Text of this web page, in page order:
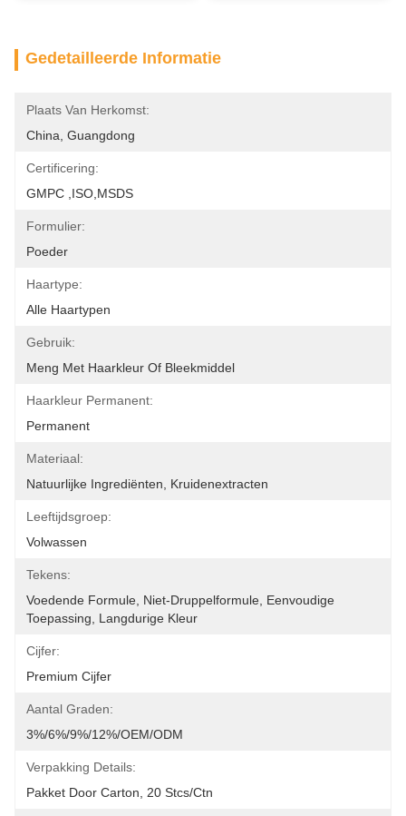
Gedetailleerde Informatie
Plaats Van Herkomst:
China, Guangdong
Certificering:
GMPC ,ISO,MSDS
Formulier:
Poeder
Haartype:
Alle Haartypen
Gebruik:
Meng Met Haarkleur Of Bleekmiddel
Haarkleur Permanent:
Permanent
Materiaal:
Natuurlijke Ingrediënten, Kruidenextracten
Leeftijdsgroep:
Volwassen
Tekens:
Voedende Formule, Niet-Druppelformule, Eenvoudige
Toepassing, Langdurige Kleur
Cijfer:
Premium Cijfer
Aantal Graden:
3%/6%/9%/12%/OEM/ODM
Verpakking Details:
Pakket Door Carton, 20 Stcs/ctn